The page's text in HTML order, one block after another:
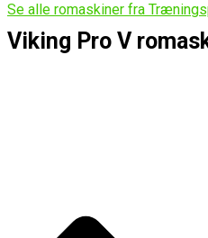
Se alle romaskiner fra
Viking Pro V